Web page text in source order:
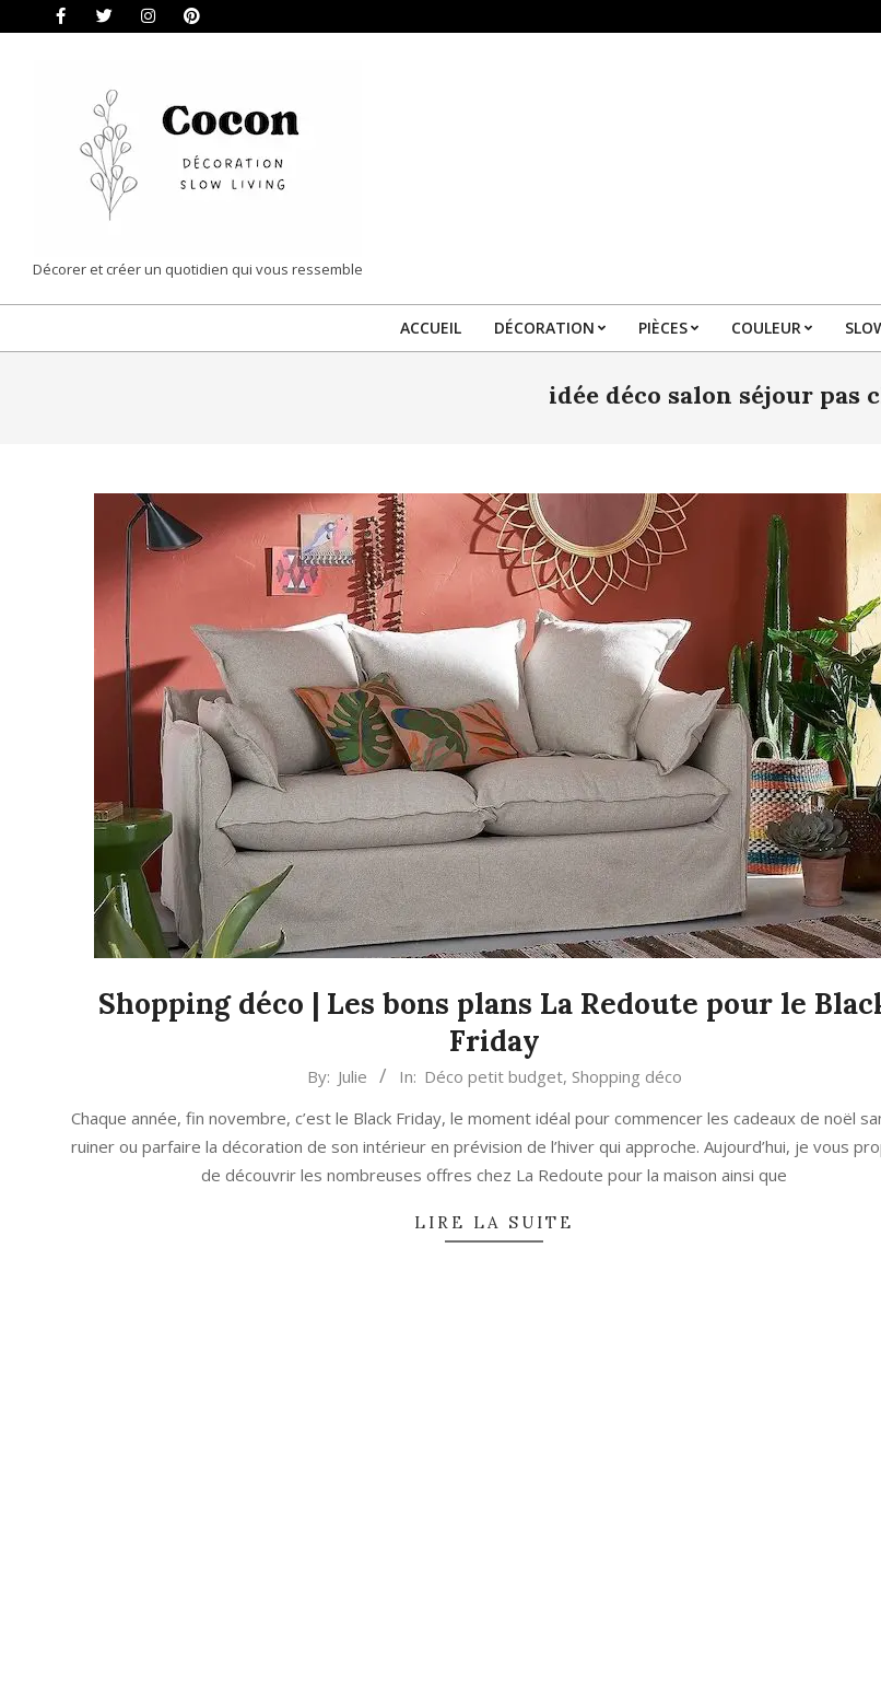
COCON
|
DÉCORATION
Décorer et créer un quotidien qui vous ressemble
Primary
Menu
ACCUEIL DÉCORATION PIÈCES COULEUR
idée déco salon séjour pas
Shopping déco | Les bons plans La Redoute pour le
Friday
16
By: Julie In: Déco petit budget, Shopping déco
Chaque année, fin novembre, c’est le Black Friday, le moment idéal pour commencer les cadeaux de noël
ruiner ou parfaire la décoration de son intérieur en prévision de l’hiver qui approche. Aujourd’hui, je vous
de découvrir les nombreuses offres chez La Redoute pour la maison ainsi que
LIRE LA SUITE